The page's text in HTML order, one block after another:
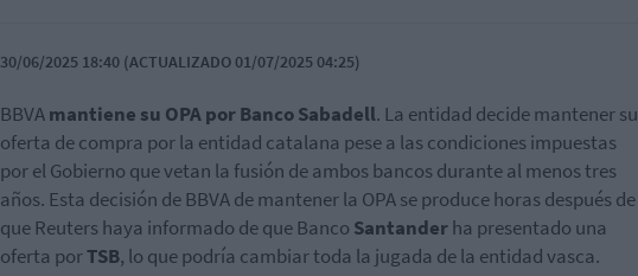
30/06/2025 18:40 (ACTUALIZADO 01/07/2025 04:25)
BBVAmantiene su OPA por Banco Sabadell. La entidad decide mantener su
oferta de compra por la entidad catalana pese a las condiciones impuestas
por el Gobierno que vetan la fusión de ambos bancos durante al menos tres
años. Esta decisión de BBVA de mantener la OPA se produce horas después de
que Reuters haya informado de que Banco Santanderha presentado una
oferta porTSB, lo que podría cambiar toda la jugada de la entidad vasca.